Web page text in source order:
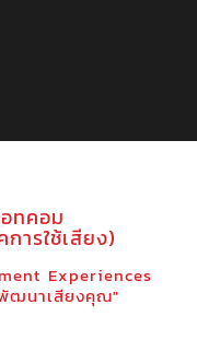
ทคอม
ารใช้เสียง)
Experiences
ฒนาเสียงคุณ"